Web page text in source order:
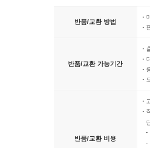
반품/교환 방법
반품/교환 가능기간
반품/교환 비용